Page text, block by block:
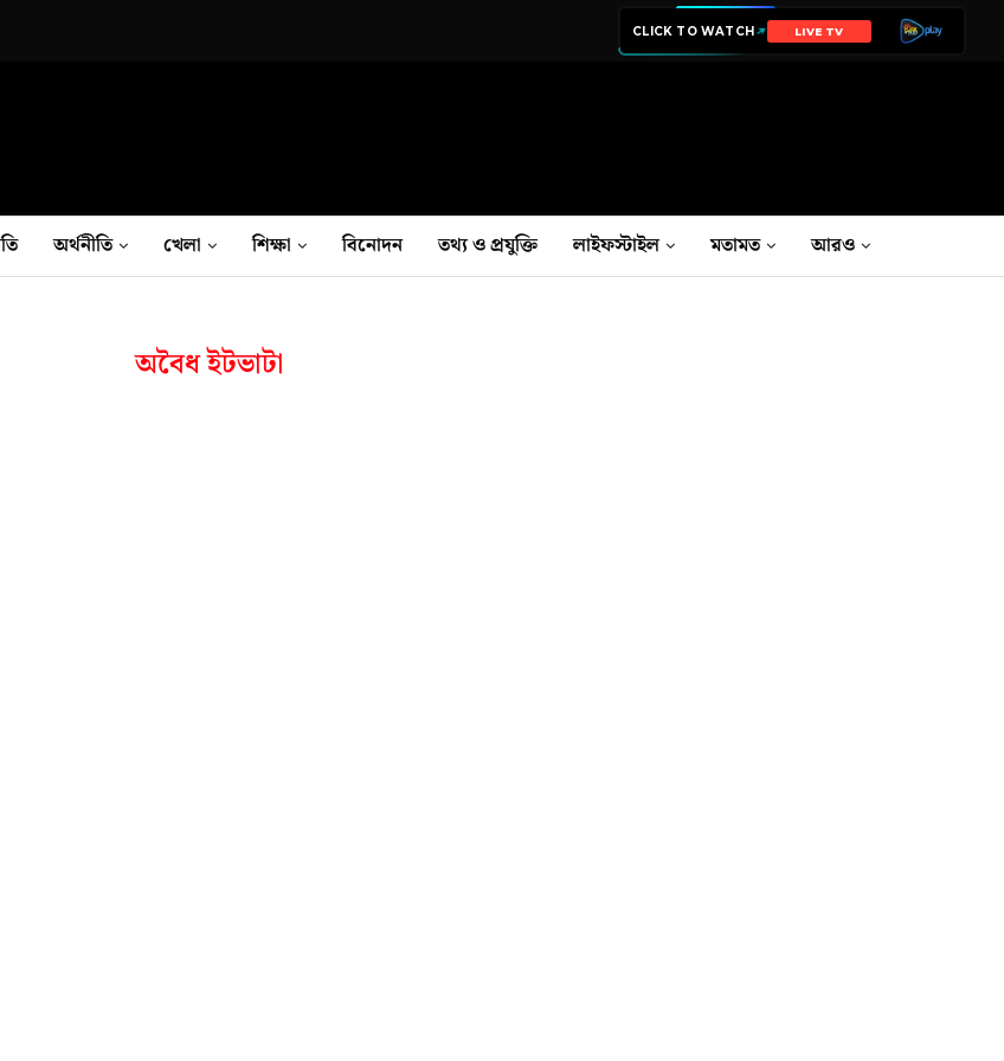
CLICK TO WATCH LIVE TV
অর্থনীতি খেলা শিক্ষা বিনোদন তথ‍্য ও প্রযুক্তি লাইফস্টাইল মতামত আরও
অবৈধ ইটভাটা